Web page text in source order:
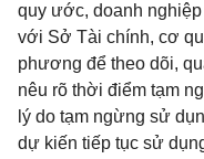
quy ước, doanh
với Sở Tài chính, cơ
phương để theo dõi,
nêu rõ thời điểm tạm
lý do tạm ngừng sử
dự kiến tiếp tục sử